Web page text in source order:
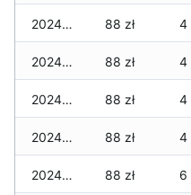
2024-11-24 88 zł 4
2024-11-23 88 zł 4
2024-11-22 88 zł 4
2024-11-21 88 zł 4
2024-11-20 88 zł 6